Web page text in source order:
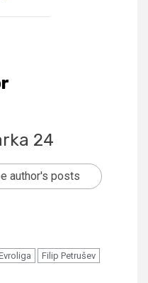
24
author's posts
Filip Petrušev